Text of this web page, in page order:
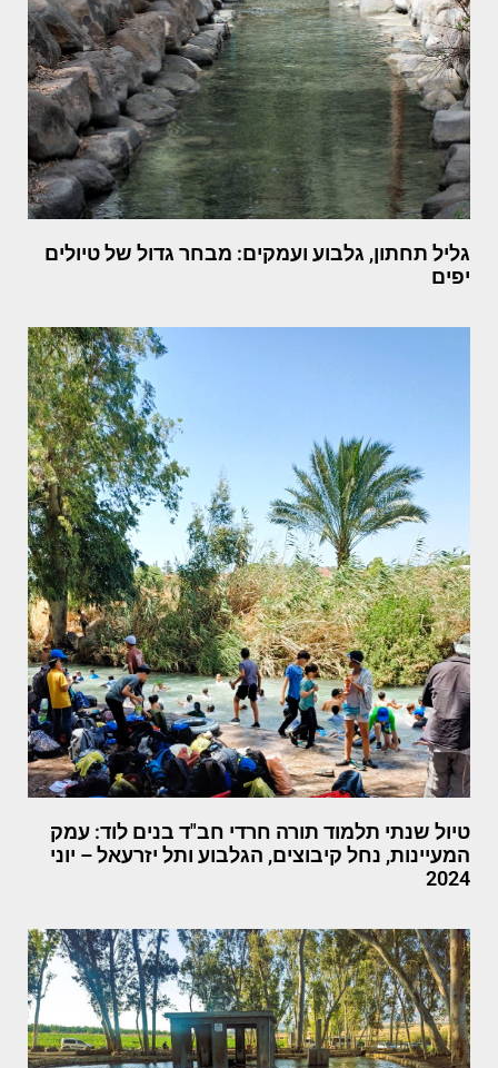
גליל תחתון, גלבוע ועמקים: מבחר גדול של טיולים
יפים
טיול שנתי תלמוד תורה חרדי חב"ד בנים לוד: עמק
המעיינות, נחל קיבוצים, הגלבוע ותל יזרעאל – יוני
2024